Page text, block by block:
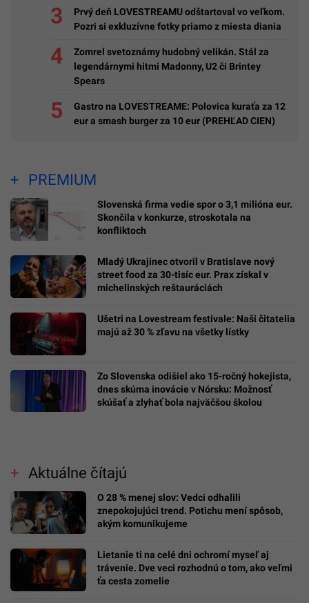
Prvý deň LOVESTREAMU odštartoval vo veľkom.
Pozri si exkluzívne fotky priamo z miesta diania
Zomrel svetoznámy hudobný velikán. Stál za
legendárnymi hitmi Madonny, U2 či Brintey
Spears
Gastro na LOVESTREAME: Polovica kuraťa za 12
eur a smash burger za 10 eur (PREHĽAD CIEN)
PREMIUM
Slovenská firma vedie spor o 3,1 milióna eur.
Skončila v konkurze, stroskotala na
konfliktoch
Mladý Ukrajinec otvoril v Bratislave nový
street food za 30-tisíc eur. Prax získal v
michelinských reštauráciách
Ušetri na Lovestream festivale: Naši čitatelia
majú až 30 % zľavu na všetky lístky
Zo Slovenska odišiel ako 15-ročný hokejista,
dnes skúma inovácie v Nórsku: Možnosť
skúšať a zlyhať bola najväčšou školou
Aktuálne čítajú
O 28 % menej slov: Vedci odhalili
znepokojujúci trend. Potichu mení spôsob,
akým komunikujeme
Lietanie ti na celé dni ochromí myseľ aj
trávenie. Dve veci rozhodnú o tom, ako veľmi
ťa cesta zomelie